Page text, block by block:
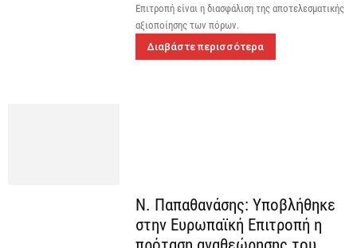
Επιτροπή είναι η διασφάλιση της αποτελεσματικής
αξιοποίησης των πόρων.
Διαβάστε περισσότερα
Ν. Παπαθανάσης: Υποβλήθηκε
στην Ευρωπαϊκή Επιτροπή η